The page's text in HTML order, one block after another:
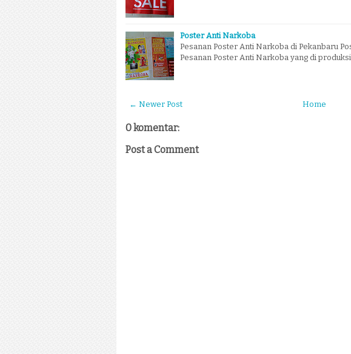
Poster Anti Narkoba
Pesanan Poster Anti Narkoba di Pekanbaru
Pesanan Poster Anti Narkoba yang di produksi
← Newer Post Home
0 komentar:
Post a Comment